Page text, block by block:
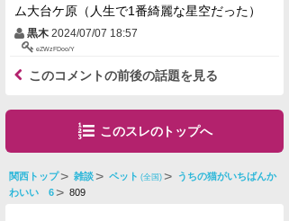
ム大台ケ原（人生で1番綺麗な星空だった）
黒木 2024/07/07 18:57
eZWzFDoo/Y
このコメントの前後の話題を見る
このスレのトップへ
関西トップ 雑談 ペット (全国) うちの猫がいちばんか
わいい 6 809